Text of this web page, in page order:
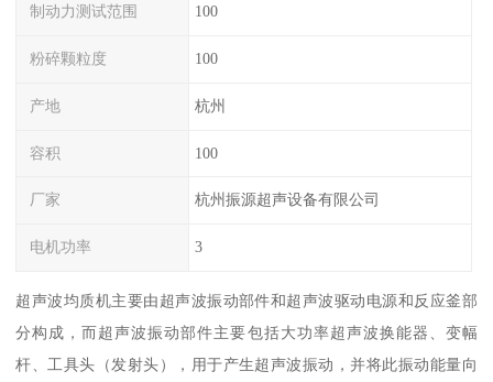
制动力测试范围 100
粉碎颗粒度 100
产地 杭州
容积 100
厂家 杭州振源超声设备有限公司
电机功率 3
超声波均质机主要由超声波振动部件和超声波驱动电源和反应釜部
分构成，而超声波振动部件主要包括大功率超声波换能器、变幅
杆、工具头（发射头），用于产生超声波振动，并将此振动能量向